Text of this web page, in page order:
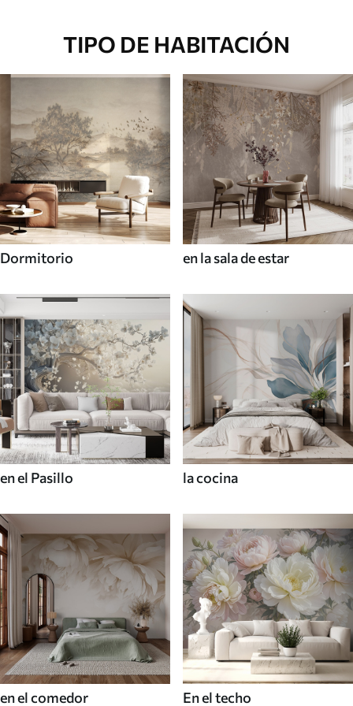
TIPO DE HABITACIÓN
Dormitorio en la sala de estar
en el Pasillo la cocina
en el comedor En el techo